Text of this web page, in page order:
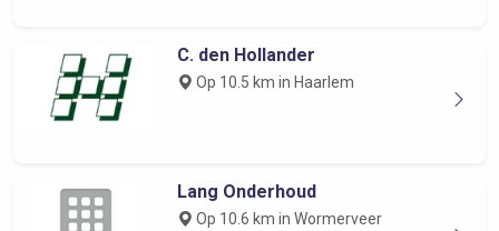
C. den Hollander
Op 10.5 km in Haarlem
Lang Onderhoud
Op 10.6 km in Wormerveer